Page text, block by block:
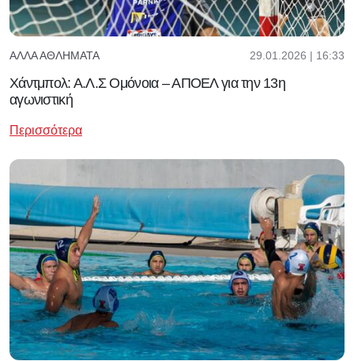
ΆΛΛΑ ΑΘΛΉΜΑΤΑ 29.01.2026 | 16:33
Χάντμπολ: Α.Λ.Σ Ομόνοια – ΑΠΟΕΛ για την 13η
αγωνιστική
Περισσότερα